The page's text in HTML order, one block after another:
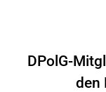
DPolG-
den